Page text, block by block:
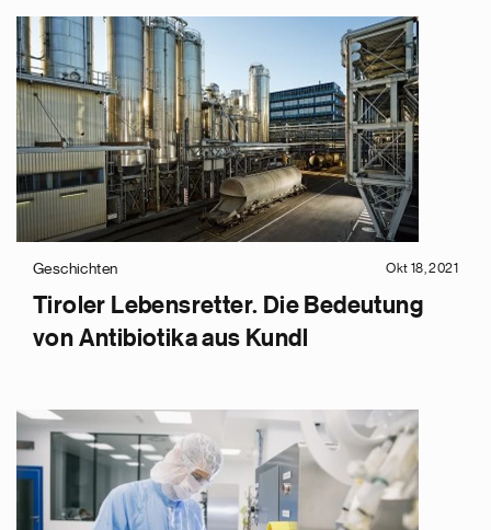
Geschichten Okt 18, 2021
Tiroler Lebensretter. Die Bedeutung
von Antibiotika aus Kundl